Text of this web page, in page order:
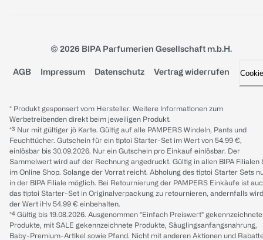
© 2026 BIPA Parfumerien Gesellschaft m.b.H.
AGB Impressum Datenschutz Vertrag widerrufen
* Produkt gesponsert vom Hersteller. Weitere Informationen zum
Werbetreibenden direkt beim jeweiligen Produkt.
*³ Nur mit gültiger jö Karte. Gültig auf alle PAMPERS Windeln, Pants und
Feuchttücher. Gutschein für ein tiptoi Starter-Set im Wert von 54.99 €,
einlösbar bis 30.09.2026. Nur ein Gutschein pro Einkauf einlösbar. Der
Sammelwert wird auf der Rechnung angedruckt. Gültig in allen BIPA Filialen
im Online Shop. Solange der Vorrat reicht. Abholung des tiptoi Starter Sets
in der BIPA Filiale möglich. Bei Retournierung der PAMPERS Einkäufe ist
das tiptoi Starter-Set in Originalverpackung zu retournieren, andernfalls wird
der Wert iHv 54.99 € einbehalten.
*⁴ Gültig bis 19.08.2026. Ausgenommen "Einfach Preiswert" gekennzeichnete
Produkte, mit SALE gekennzeichnete Produkte, Säuglingsanfangsnahrung,
Baby-Premium-Artikel sowie Pfand. Nicht mit anderen Aktionen und